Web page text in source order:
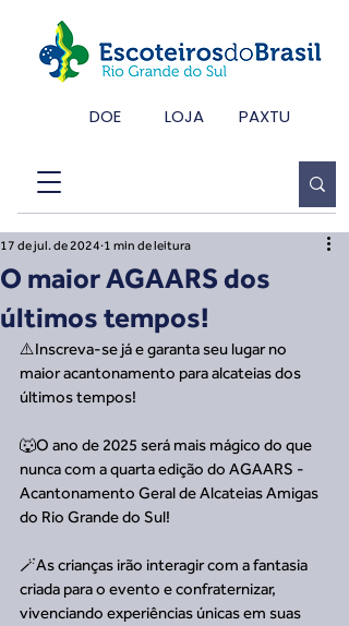
DOE LOJA PAXTU
O maior AGAARS dos
últimos tempos!
17 de jul. de 2024 1 min de leitura
⚠️Inscreva-se já e garanta seu lugar no
maior acantonamento para alcateias dos
últimos tempos!
🐺O ano de 2025 será mais mágico do que
nunca com a quarta edição do AGAARS -
Acantonamento Geral de Alcateias Amigas
do Rio Grande do Sul!
🪄As crianças irão interagir com a fantasia
criada para o evento e confraternizar,
vivenciando experiências únicas em suas